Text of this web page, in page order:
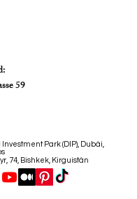
59
Investment Park (DIP), Dubái,
74, Bishkek, Kirguistán